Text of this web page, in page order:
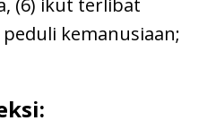
(6) ikut terlibat
kemanusiaan;